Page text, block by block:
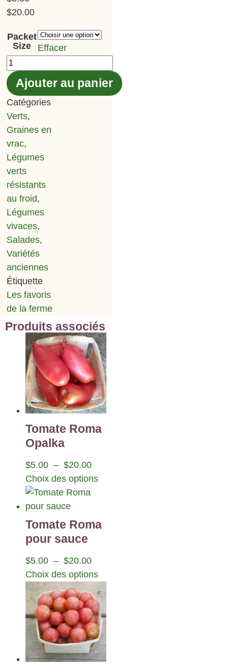
$20.00
Packet
Size
Effacer
Ajouter au panier
Catégories
Verts,
Graines en
vrac,
Légumes
verts
résistants
au froid,
Légumes
vivaces,
Salades,
Variétés
anciennes
Étiquette
Les favoris
de la ferme
Produits associés
Tomate Roma
Opalka
$5.00 – $20.00
Choix des options
Tomate Roma
pour sauce
$5.00 – $20.00
Choix des options